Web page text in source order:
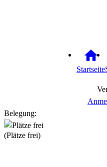
Startseite
Belegung:
(Plätze frei)